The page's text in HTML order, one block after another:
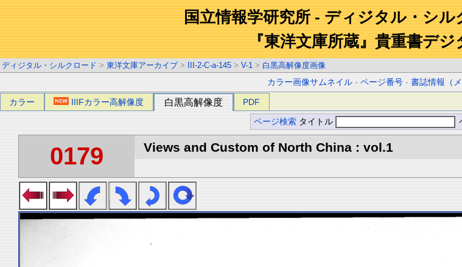
国立情報学研究所 - ディジタル・シ
『東洋文庫所蔵』貴重書デ
ディジタル・シルクロード > 東洋文庫アーカイブ > III-2-C-a-145 > V-1 > 白黒高解像度画像
カラー画像サムネイル -ページ番号 -書誌情報（メ
カラー IIIFカラー高解像度 白黒高解像度 PDF
ページ検索 タイトル
0179 Views and Custom of North China : vol.1